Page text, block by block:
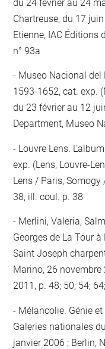
du 24 février au 24
Chartreuse, du 17
Etienne, IAC Éditions
n° 93a
Museo Nacional del
1593-1652, cat. exp.
du 23 février au 12
Department, Museo
Louvre Lens.
exp. (Lens, Louvre-
Lens / Paris, Somogy
38, ill. coul. p. 38
Merlini, Valeria;
Georges de La Tour
Saint Joseph
Marino, 26 novembre
2011, p. 48; 50; 54;
Mélancolie. Génie
Galeries nationales
janvier 2006 ; Berlin,